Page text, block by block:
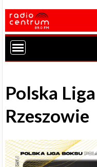
Polska
Rzeszowie